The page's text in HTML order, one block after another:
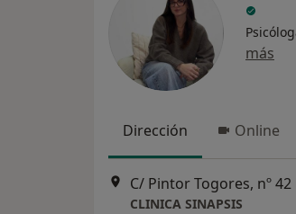
más
Dirección Online
CLINICA SINAPSIS